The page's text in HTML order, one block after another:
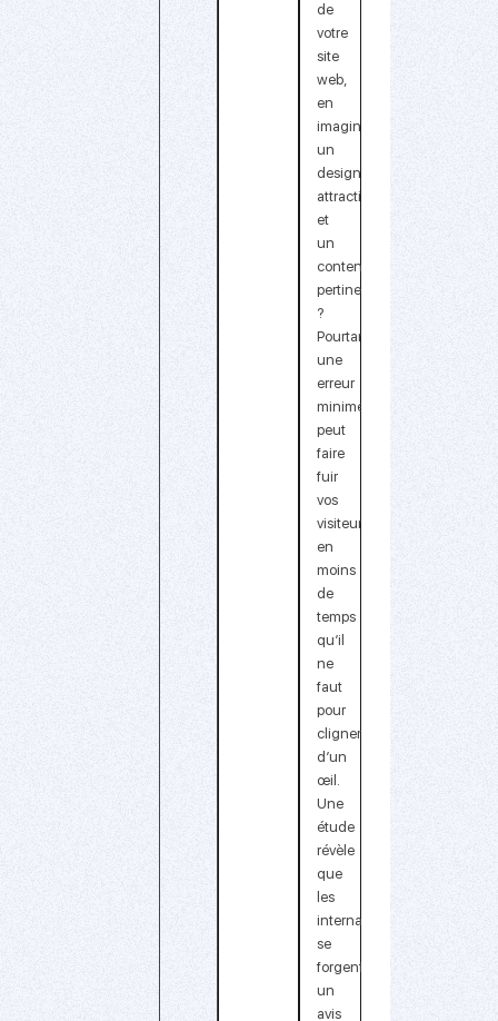
de
votre
site
web,
en
imaginant
un
design
attractif
et
un
contenu
pertinent
?
Pourtant,
une
erreur
minime
peut
faire
fuir
vos
visiteurs
en
moins
de
temps
qu’il
ne
faut
pour
cligner
d’un
œil.
Une
étude
révèle
que
les
internautes
se
forgent
un
avis